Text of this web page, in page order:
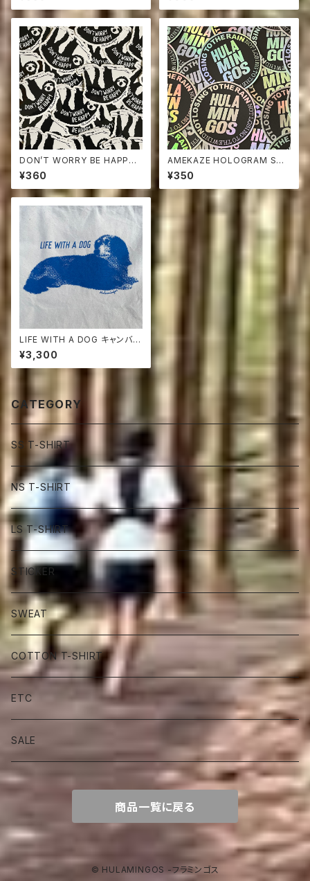
DON’T WORRY BE HAPPY
STICKER ナマケモノ ステッカ
ー
¥360
AMEKAZE HOLOGRAM STI
CKER
¥350
LIFE WITH A DOG キャンバス
トートバッグ
¥3,300
CATEGORY
SS T-SHIRT
NS T-SHIRT
LS T-SHIRT
STICKER
SWEAT
COTTON T-SHIRT
ETC
SALE
商品一覧に戻る
© HULAMINGOS -フラミンゴス